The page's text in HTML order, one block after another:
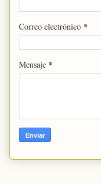
Correo electrónico *
Mensaje *